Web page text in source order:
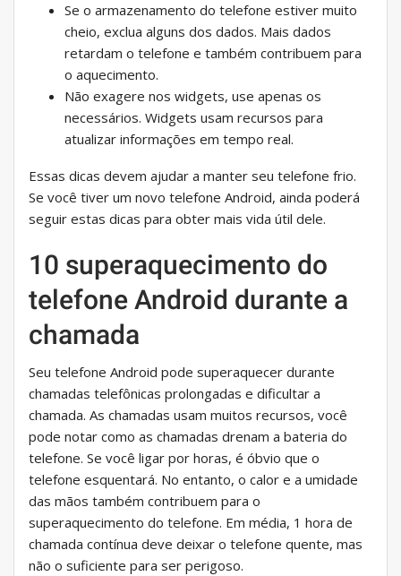
Se o armazenamento do telefone estiver muito
cheio, exclua alguns dos dados. Mais dados
retardam o telefone e também contribuem para
o aquecimento.
Não exagere nos widgets, use apenas os
necessários. Widgets usam recursos para
atualizar informações em tempo real.
Essas dicas devem ajudar a manter seu telefone frio.
Se você tiver um novo telefone Android, ainda poderá
seguir estas dicas para obter mais vida útil dele.
10 superaquecimento do
telefone Android durante a
chamada
Seu telefone Android pode superaquecer durante
chamadas telefônicas prolongadas e dificultar a
chamada. As chamadas usam muitos recursos, você
pode notar como as chamadas drenam a bateria do
telefone. Se você ligar por horas, é óbvio que o
telefone esquentará. No entanto, o calor e a umidade
das mãos também contribuem para o
superaquecimento do telefone. Em média, 1 hora de
chamada contínua deve deixar o telefone quente, mas
não o suficiente para ser perigoso.